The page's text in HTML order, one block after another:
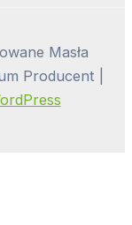
Masła
Producent |